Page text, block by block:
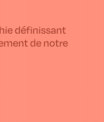
définissant
de notre